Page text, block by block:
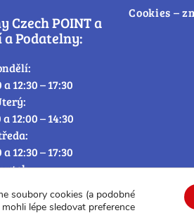
Czech POINT a
Podatelny:
a 12:30 – 17:30
a 12:00 – 14:30
a 12:30 – 17:30
Cookies –
soubory cookies (a podobné
lépe sledovat preference